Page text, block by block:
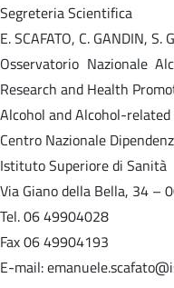
Segreteria Scientifica
E. SCAFATO, C. GANDIN, S.
Osservatorio Nazionale
Research and Health
Alcohol and Alcohol-
Centro Nazionale
Istituto Superiore di Sanità
Via Giano della Bella, 34 –
Tel. 06 49904028
Fax 06 49904193
E-mail: